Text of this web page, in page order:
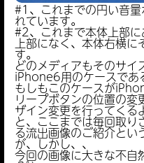
#1、これまでの円い音
れています。
#2、これまで本体上部
上部になく、本体右横
す。
どのメディアもそのサイ
iPhone6用のケースであ
もしもこのケースが
リープボタンの位置の
ザイン変更を行ってくる
と、ここまでは毎回取
る流出画像のご紹介とい
が、しかし、、
今回の画像に大きな不自